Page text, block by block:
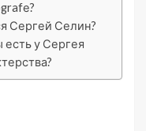
Сергей Селин?
у Сергея